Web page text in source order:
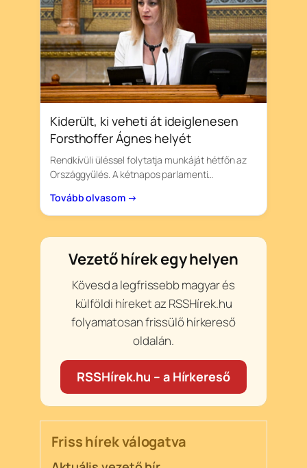
Kiderült, ki veheti át ideiglenesen
Forsthoffer Ágnes helyét
Rendkívüli üléssel folytatja munkáját hétfőn az
Országgyűlés. A kétnapos parlamenti…
Tovább olvasom →
Vezető hírek egy helyen
Kövesd a legfrissebb magyar és
külföldi híreket az RSSHírek.hu
folyamatosan frissülő hírkereső
oldalán.
RSSHírek.hu – a Hírkereső
Friss hírek válogatva